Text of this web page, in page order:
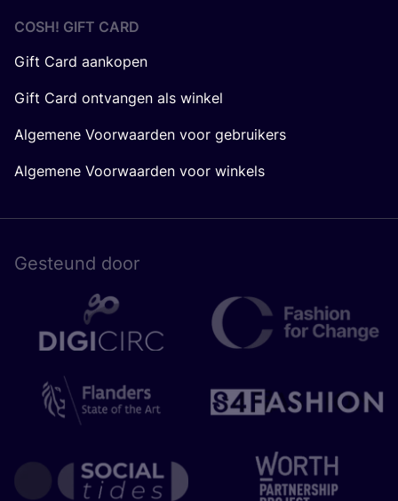
COSH! GIFT CARD
Gift Card aankopen
Gift Card ontvangen als winkel
Algemene Voorwaarden voor gebruikers
Algemene Voorwaarden voor winkels
Gesteund door